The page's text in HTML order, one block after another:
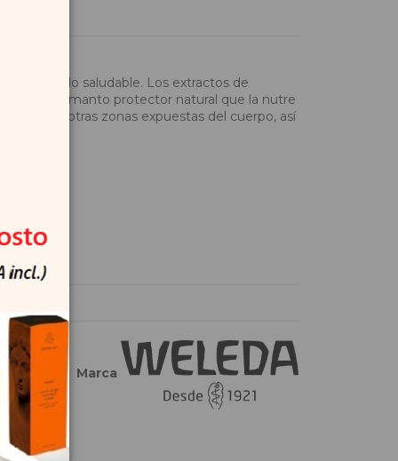
desarrollo saludable. Los extractos de
con un manto protector natural que la nutre
manos y otras zonas expuestas del cuerpo, así
Marca